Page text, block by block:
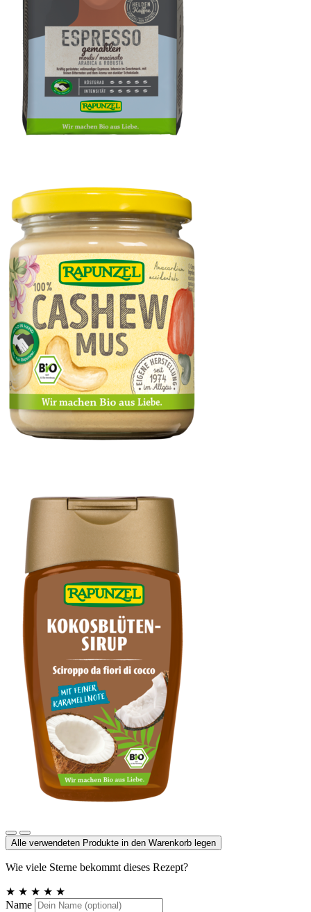
Alle verwendeten Produkte in den Warenkorb legen
Wie viele Sterne bekommt dieses Rezept?
★ ★ ★ ★ ★
Name